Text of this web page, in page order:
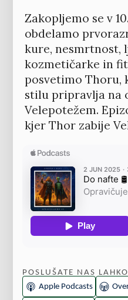
Zakopljemo se v
obdelamo
kure, nesmrtnost,
kozmetičarke in
posvetimo Thoru,
stilu pripravlja na
Velepotežem.
kjer Thor zabije
POSLUŠATE NAS
Apple Podcasts